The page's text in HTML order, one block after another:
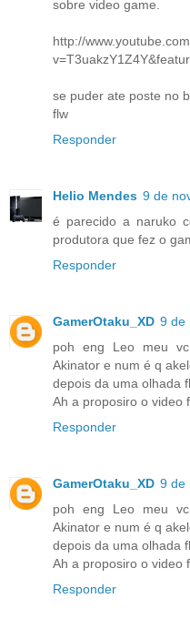
sobre video game.
http://
se puder ate poste no
flw
Responder
Helio Mendes 9 de
é parecido a naruko
produtora que fez o
Responder
GamerOtaku_XD 9 de
poh eng Leo meu
Akinator e num é q
depois da uma olhada
Ah a proposiro o video
Responder
GamerOtaku_XD 9 de
poh eng Leo meu
Akinator e num é q
depois da uma olhada
Ah a proposiro o video
Responder